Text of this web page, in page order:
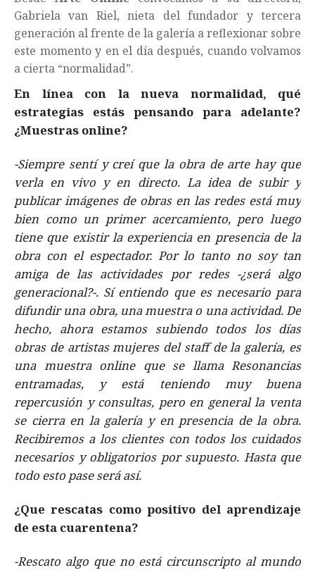
Gabriela van Riel, nieta del fundador y tercera
generación al frente de la galería a reflexionar sobre
este momento y en el día después, cuando volvamos
a cierta “normalidad”.
En línea con la nueva normalidad, qué
estrategias estás pensando para adelante?
¿Muestras online?
-Siempre sentí y creí que la obra de arte hay que
verla en vivo y en directo. La idea de subir y
publicar imágenes de obras en las redes está muy
bien como un primer acercamiento, pero luego
tiene que existir la experiencia en presencia de la
obra con el espectador. Por lo tanto no soy tan
amiga de las actividades por redes -¿será algo
generacional?-. Sí entiendo que es necesario para
difundir una obra, una muestra o una actividad. De
hecho, ahora estamos subiendo todos los días
obras de artistas mujeres del staff de la galería, es
una muestra online que se llama Resonancias
entramadas, y está teniendo muy buena
repercusión y consultas, pero en general la venta
se cierra en la galería y en presencia de la obra.
Recibiremos a los clientes con todos los cuidados
necesarios y obligatorios por supuesto. Hasta que
todo esto pase será así.
¿Que rescatas como positivo del aprendizaje
de esta cuarentena?
-Rescato algo que no está circunscripto al mundo